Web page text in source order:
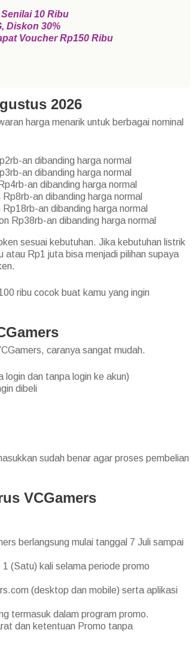
10 Ribu
Diskon 30%
Voucher Rp150 Ribu
2026
harga menarik untuk berbagai nominal
an dibanding harga normal
an dibanding harga normal
an dibanding harga normal
an dibanding harga normal
an dibanding harga normal
Rp38rb-an dibanding harga normal
sesuai kebutuhan. Jika kebutuhan listrik
atau Rp1 juta bisa menjadi pilihan supaya
ribu cocok buat kamu yang ingin
caranya sangat mudah.
login dan tanpa login ke akun)
dibeli
sudah benar agar proses pembelian
VCGamers
berlangsung mulai tanggal 7 Juli sampai
(Satu) kali selama periode promo
(desktop dan mobile) serta aplikasi
termasuk dalam program promo.
dan ketentuan Promo tanpa